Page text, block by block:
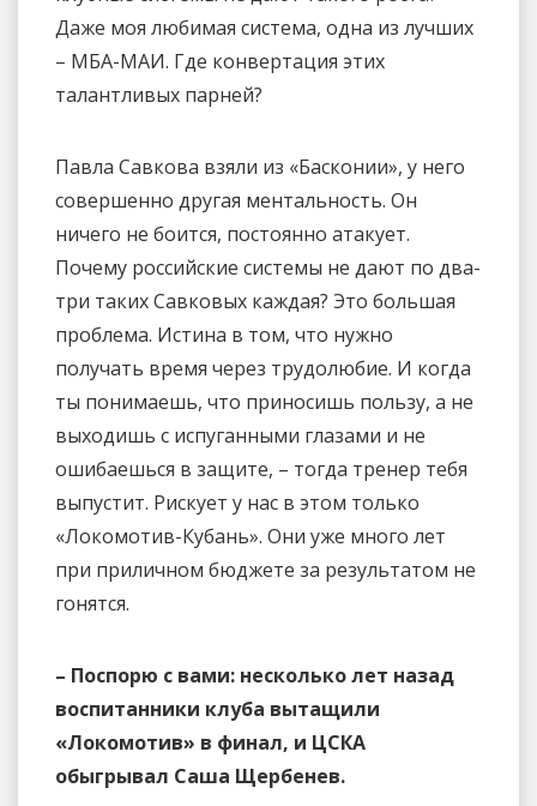
Даже моя любимая система, одна из лучших
– МБА-МАИ. Где конвертация этих
талантливых парней?
Павла Савкова взяли из «Басконии», у него
совершенно другая ментальность. Он
ничего не боится, постоянно атакует.
Почему российские системы не дают по два-
три таких Савковых каждая? Это большая
проблема. Истина в том, что нужно
получать время через трудолюбие. И когда
ты понимаешь, что приносишь пользу, а не
выходишь с испуганными глазами и не
ошибаешься в защите, – тогда тренер тебя
выпустит. Рискует у нас в этом только
«Локомотив-Кубань». Они уже много лет
при приличном бюджете за результатом не
гонятся.
– Поспорю с вами: несколько лет назад
воспитанники клуба вытащили
«Локомотив» в финал, и ЦСКА
обыгрывал Саша Щербенев.